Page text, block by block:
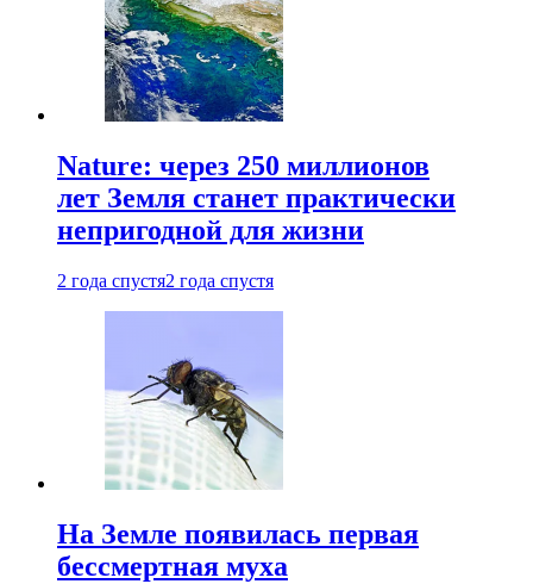
Nature: через 250 миллионов
лет Земля станет практически
непригодной для жизни
2 года спустя2 года спустя
На Земле появилась первая
бессмертная муха